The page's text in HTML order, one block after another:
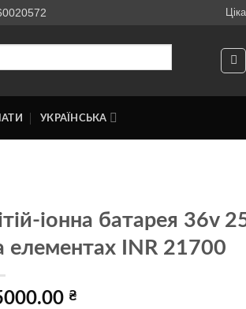
УКРАЇНСЬКА
іонна батарея 36v
елементах INR 21700
₴